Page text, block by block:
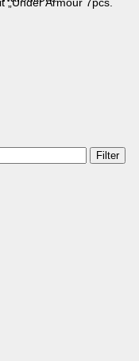
„Under Armour 7pcs.
Filter